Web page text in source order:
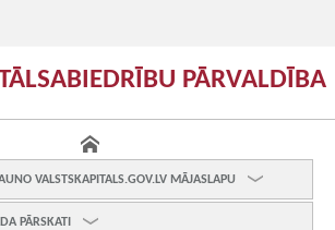
PĀRVALDĪBA
VALSTSKAPITALS.GOV.LV MĀJASLAPU
PĀRSKATI